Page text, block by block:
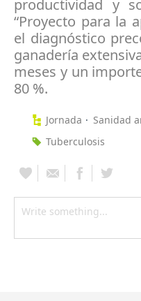
productividad y
“Proyecto para la
el diagnóstico
ganadería
meses y un
80 %.
Jornada
Sanidad
Tuberculosis